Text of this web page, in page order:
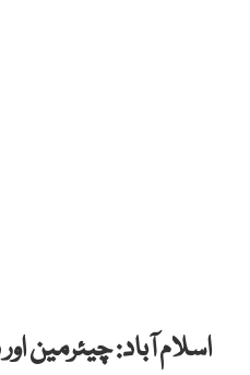
اسلام آباد: چیئرمین